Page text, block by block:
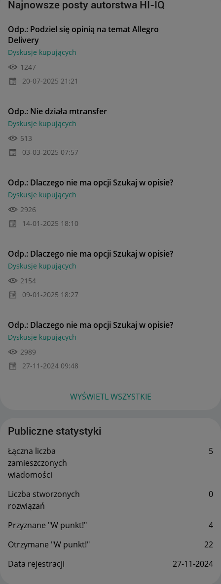
Najnowsze posty autorstwa HI-IQ
Odp.: Podziel się opinią na temat Allegro
Delivery
Dyskusje kupujących
1247
‎20-07-2025 21:21
Odp.: Nie działa mtransfer
Dyskusje kupujących
513
‎03-03-2025 07:57
Odp.: Dlaczego nie ma opcji Szukaj w opisie?
Dyskusje kupujących
2926
‎14-01-2025 18:10
Odp.: Dlaczego nie ma opcji Szukaj w opisie?
Dyskusje kupujących
2154
‎09-01-2025 18:27
Odp.: Dlaczego nie ma opcji Szukaj w opisie?
Dyskusje kupujących
2989
‎27-11-2024 09:48
WYŚWIETL WSZYSTKIE
Publiczne statystyki
Łączna liczba
zamieszczonych
wiadomości
5
Liczba stworzonych
rozwiązań
0
Przyznane "W punkt!"
4
Otrzymane "W punkt!"
22
Data rejestracji
‎27-11-2024